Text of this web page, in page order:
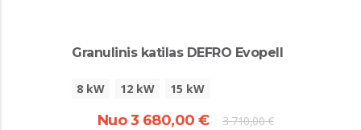
Granulinis katilas DEFRO Evopell
8 kW 12 kW 15 kW
Nuo 3 680,00 € 3 710,00 €